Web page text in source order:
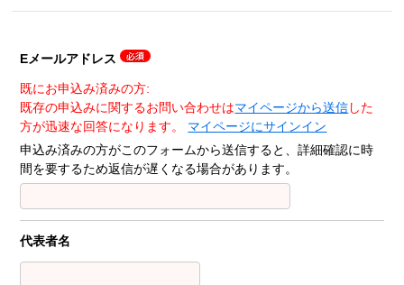
Eメールアドレス
既にお申込み済みの方:
既存の申込みに関するお問い合わせはマイページから送信した
方が迅速な回答になります。 マイページにサインイン
申込み済みの方がこのフォームから送信すると、詳細確認に時
間を要するため返信が遅くなる場合があります。
代表者名